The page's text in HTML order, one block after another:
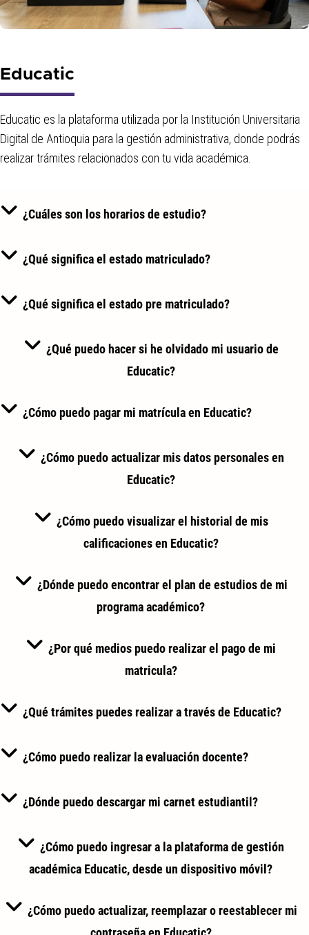
Educatic
Educatic es la plataforma utilizada por la Institución Universitaria
Digital de Antioquia para la gestión administrativa, donde podrás
realizar trámites relacionados con tu vida académica.
¿Cuáles son los horarios de estudio?
¿Qué significa el estado matriculado?
¿Qué significa el estado pre matriculado?
¿Qué puedo hacer si he olvidado mi usuario de
Educatic?
¿Cómo puedo pagar mi matrícula en Educatic?
¿Cómo puedo actualizar mis datos personales en
Educatic?
¿Cómo puedo visualizar el historial de mis
calificaciones en Educatic?
¿Dónde puedo encontrar el plan de estudios de mi
programa académico?
¿Por qué medios puedo realizar el pago de mi
matricula?
¿Qué trámites puedes realizar a través de Educatic?
¿Cómo puedo realizar la evaluación docente?
¿Dónde puedo descargar mi carnet estudiantil?
¿Cómo puedo ingresar a la plataforma de gestión
académica Educatic, desde un dispositivo móvil?
¿Cómo puedo actualizar, reemplazar o reestablecer mi